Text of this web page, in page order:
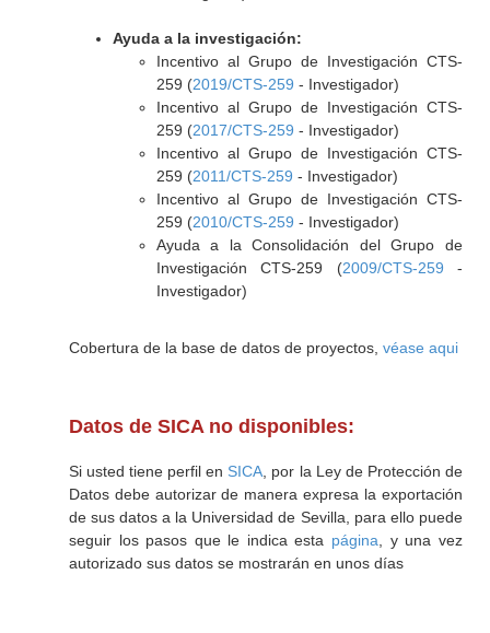
Ayuda a la investigación:
Incentivo al Grupo de Investigación CTS-
259 (2019/CTS-259 - Investigador)
Incentivo al Grupo de Investigación CTS-
259 (2017/CTS-259 - Investigador)
Incentivo al Grupo de Investigación CTS-
259 (2011/CTS-259 - Investigador)
Incentivo al Grupo de Investigación CTS-
259 (2010/CTS-259 - Investigador)
Ayuda a la Consolidación del Grupo de
Investigación CTS-259 (2009/CTS-259 -
Investigador)
Cobertura de la base de datos de proyectos, véase aqui
Datos de SICA no disponibles:
Si usted tiene perfil en SICA , por la Ley de Protección de
Datos debe autorizar de manera expresa la exportación
de sus datos a la Universidad de Sevilla, para ello puede
seguir los pasos que le indica esta página , y una vez
autorizado sus datos se mostrarán en unos días